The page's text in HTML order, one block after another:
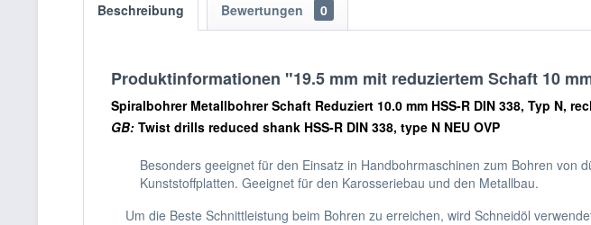
Beschreibung Bewertungen 0
Produktinformationen "19.5 mm mit reduziertem Schaft 10
Spiralbohrer Metallbohrer Schaft Reduziert 10.0 mm HSS-R DIN 338, Typ N,
GB: Twist drills reduced shank HSS-R DIN 338, type N NEU OVP
Besonders geeignet für den Einsatz in Handbohrmaschinen zum Bohren von
Kunststoffplatten. Geeignet für den Karosseriebau und den Metallbau.
Um die Beste Schnittleistung beim Bohren zu erreichen, wird Schneidöl